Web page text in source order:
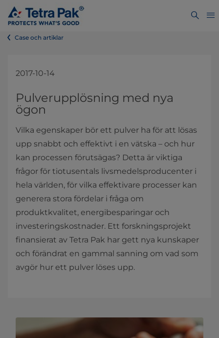
Case och artiklar
2017-10-14
​​​​​​​​​​Pulverupplösning med nya
ögon
Vilka egenskaper bör ett pulver ha för att lösas
upp snabbt och effektivt i en vätska – och hur
kan processen förutsägas? Detta är viktiga
frågor för tiotusentals livsmedelsproducenter i
hela världen, för vilka effektivare processer kan
generera stora fördelar i fråga om
produktkvalitet, energibesparingar och
investeringskostnader. Ett forskningsprojekt
finansierat av Tetra Pak har gett nya kunskaper
och förändrat en gammal sanning om vad som
avgör hur ett pulver löses upp.